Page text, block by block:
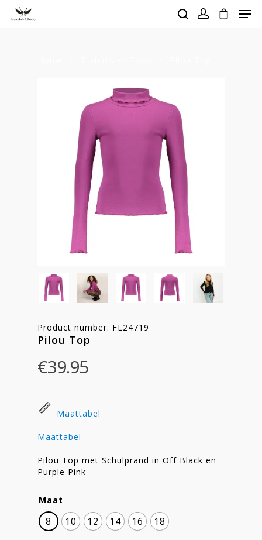
Product number: FL24719
Pilou Top
€39.95
Maattabel
Maattabel
Pilou Top met Schulprand in Off Black en
Purple Pink
Maat
8 10 12 14 16 18